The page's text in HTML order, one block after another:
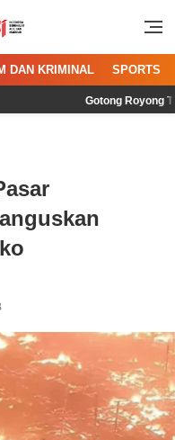
Benar
DAN KRIMINAL SPORTS
Gotong Royong TNI